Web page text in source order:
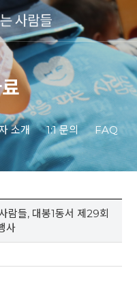
소개 1:1 문의 FAQ
람들, 대봉1동서 제29회
사